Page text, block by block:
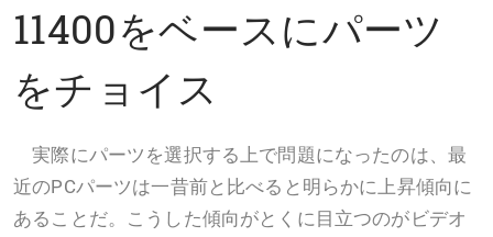
11400をベースにパーツ
をチョイス
実際にパーツを選択する上で問題になったのは、最
近のPCパーツは一昔前と比べると明らかに上昇傾向に
あることだ。こうした傾向がとくに目立つのがビデオ